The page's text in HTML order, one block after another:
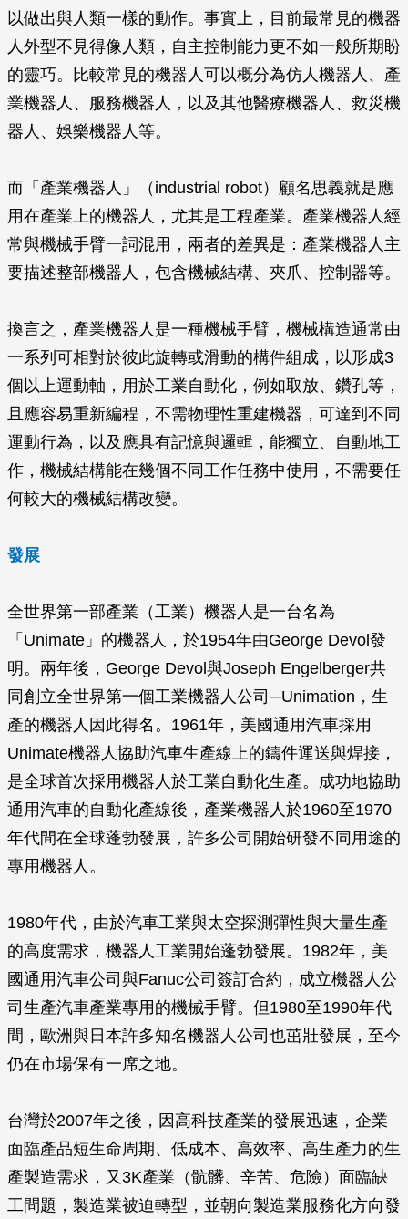
以做出與人類一樣的動作。事實上，目前最常見的機器
人外型不見得像人類，自主控制能力更不如一般所期盼
的靈巧。比較常見的機器人可以概分為仿人機器人、產
業機器人、服務機器人，以及其他醫療機器人、救災機
器人、娛樂機器人等。
而「產業機器人」（industrial robot）顧名思義就是應
用在產業上的機器人，尤其是工程產業。產業機器人經
常與機械手臂一詞混用，兩者的差異是：產業機器人主
要描述整部機器人，包含機械結構、夾爪、控制器等。
換言之，產業機器人是一種機械手臂，機械構造通常由
一系列可相對於彼此旋轉或滑動的構件組成，以形成3
個以上運動軸，用於工業自動化，例如取放、鑽孔等，
且應容易重新編程，不需物理性重建機器，可達到不同
運動行為，以及應具有記憶與邏輯，能獨立、自動地工
作，機械結構能在幾個不同工作任務中使用，不需要任
何較大的機械結構改變。
發展
全世界第一部產業（工業）機器人是一台名為
「Unimate」的機器人，於1954年由George Devol發
明。兩年後，George Devol與Joseph Engelberger共
同創立全世界第一個工業機器人公司─Unimation，生
產的機器人因此得名。1961年，美國通用汽車採用
Unimate機器人協助汽車生產線上的鑄件運送與焊接，
是全球首次採用機器人於工業自動化生產。成功地協助
通用汽車的自動化產線後，產業機器人於1960至1970
年代間在全球蓬勃發展，許多公司開始研發不同用途的
專用機器人。
1980年代，由於汽車工業與太空探測彈性與大量生產
的高度需求，機器人工業開始蓬勃發展。1982年，美
國通用汽車公司與Fanuc公司簽訂合約，成立機器人公
司生產汽車產業專用的機械手臂。但1980至1990年代
間，歐洲與日本許多知名機器人公司也茁壯發展，至今
仍在市場保有一席之地。
台灣於2007年之後，因高科技產業的發展迅速，企業
面臨產品短生命周期、低成本、高效率、高生產力的生
產製造需求，又3K產業（骯髒、辛苦、危險）面臨缺
工問題，製造業被迫轉型，並朝向製造業服務化方向發